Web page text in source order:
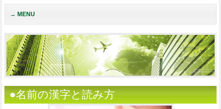
MENU
●名前の漢字と読み方